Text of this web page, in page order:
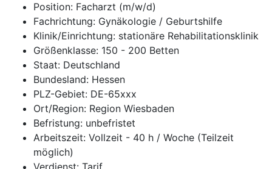
Position: Facharzt (m/w/d)
Fachrichtung: Gynäkologie / Geburtshilfe
Klinik/Einrichtung: stationäre Rehabilitationsklinik
Größenklasse: 150 - 200 Betten
Staat: Deutschland
Bundesland: Hessen
PLZ-Gebiet: DE-65xxx
Ort/Region: Region Wiesbaden
Befristung: unbefristet
Arbeitszeit: Vollzeit - 40 h / Woche (Teilzeit
möglich)
Verdienst: Tarif